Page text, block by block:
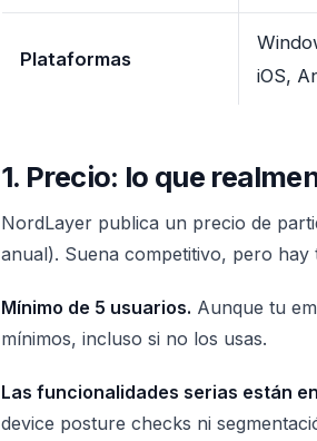
Plataformas
iOS,
1. Precio: lo que
NordLayer publica un precio de
anual). Suena competitivo, pero
Mínimo de 5 usuarios. Aunque tu
mínimos, incluso si no los usas.
Las funcionalidades serias están
device posture checks ni